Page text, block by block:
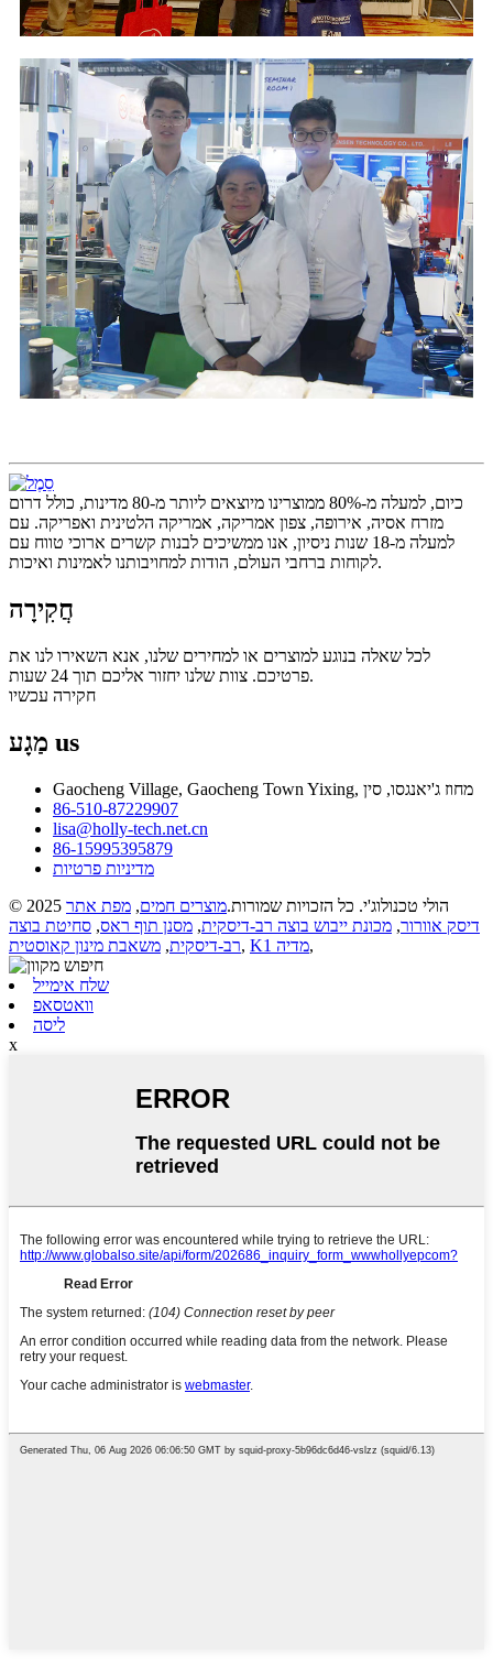
כיום, למעלה מ-80% ממוצרינו מיוצאים ליותר מ-80 מדינות, כולל דרום
מזרח אסיה, אירופה, צפון אמריקה, אמריקה הלטינית ואפריקה. עם
למעלה מ-18 שנות ניסיון, אנו ממשיכים לבנות קשרים ארוכי טווח עם
לקוחות ברחבי העולם, הודות למחויבותנו לאמינות ואיכות.
חֲקִירָה
לכל שאלה בנוגע למוצרים או למחירים שלנו, אנא השאירו לנו את
פרטיכם. צוות שלנו יחזור אליכם תוך 24 שעות.
חקירה עכשיו
מַגָע us
Gaocheng Village, Gaocheng Town Yixing, מחוז ג'יאנגסו, סין
86-510-87229907
lisa@holly-tech.net.cn
86-15995395879
מדיניות פרטיות
© 2025 הולי טכנולוג'י. כל הזכויות שמורות.מוצרים חמים, מפת אתר
דיסק אוורור, מכונת ייבוש בוצה רב-דיסקית, מסנן תוף ראס, סחיטת בוצה
רב-דיסקית, משאבת מינון קאוסטית , K1 מדיה,
שלח אימייל
וואטסאפ
ליסה
x